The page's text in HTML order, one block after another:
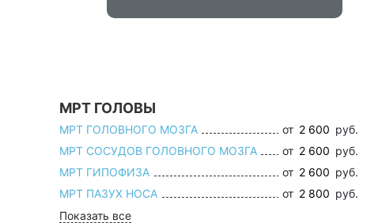
МРТ ГОЛОВЫ
МРТ ГОЛОВНОГО МОЗГА от 2 600 руб.
МРТ СОСУДОВ ГОЛОВНОГО МОЗГА
от 2 600 руб.
МРТ ГИПОФИЗА
от 2 600 руб.
МРТ ПАЗУХ НОСА
от 2 800 руб.
Показать все